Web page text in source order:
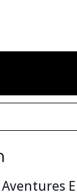
Aventures